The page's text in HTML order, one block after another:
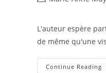
L'auteur espère
de même qu'une
Continue Reading